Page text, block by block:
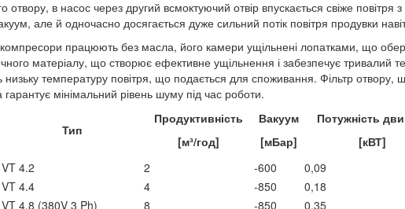
отвору, в насос через другий всмоктуючий отвір впускається свіже
але й одночасно досягається дуже сильний потік повітря продувки
компресори працюють без масла, його камери ущільнені лопатками, що
матеріалу, що створює ефективне ущільнення і забезпечує тривалий
низьку температуру повітря, що подається для споживання. Фільтр отвору,
мінімальний рівень шуму під час роботи.
Тип
Продуктивність
[м³/год]
Вакуум
[мБар]
Потужність
[кВТ]
VT 4.2
2 -600
0,09
VT 4.4
4 -850 0,18
VT 4.8 (380V 3 Ph)
8 -850 0,35